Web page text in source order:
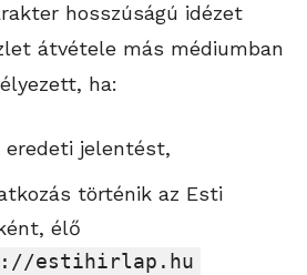
hosszúságú idézet
átvétele más médiumban
ha:
jelentést,
történik az Esti
élő
estihirlap.hu